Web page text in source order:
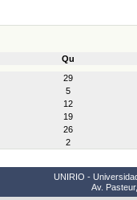
Qu
29
5
12
19
26
2
UNIRIO -
Av.